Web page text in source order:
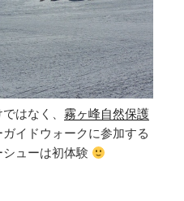
はなく、 霧ヶ峰自然保護
イドウォークに参加する
ューは初体験